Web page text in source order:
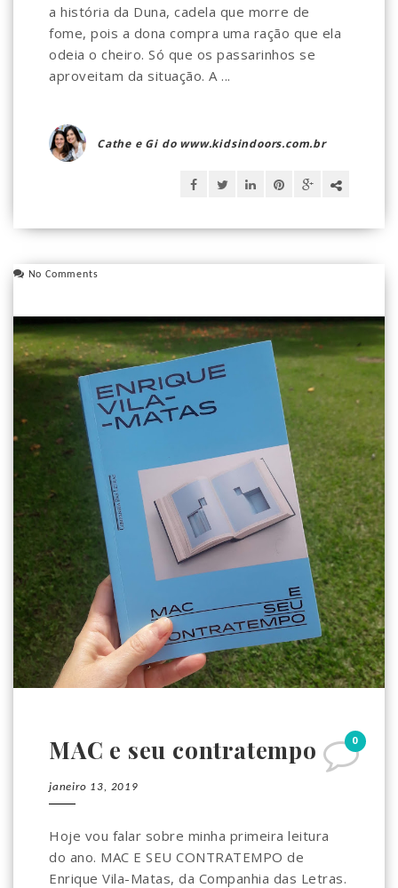
a história da Duna, cadela que morre de
fome, pois a dona compra uma ração que ela
odeia o cheiro. Só que os passarinhos se
aproveitam da situação. A ...
Cathe e Gi do www.kidsindoors.com.br
No Comments
0
MAC e seu contratempo
janeiro 13, 2019
Hoje vou falar sobre minha primeira leitura
do ano. MAC E SEU CONTRATEMPO de
Enrique Vila-Matas, da Companhia das Letras.